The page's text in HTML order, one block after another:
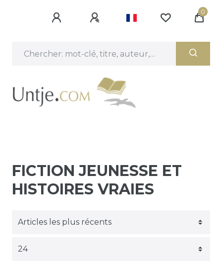
0
FICTION JEUNESSE ET
HISTOIRES VRAIES